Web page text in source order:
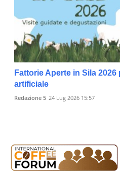
Fattorie Aperte in Sila
artificiale
Redazione 5 24 Lug 2026 15:57